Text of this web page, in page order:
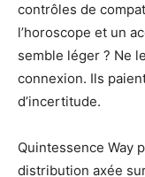
contrôles de
l’horoscope et un
semble léger ? Ne
connexion. Ils
d’incertitude.
Quintessence Way
distribution axée